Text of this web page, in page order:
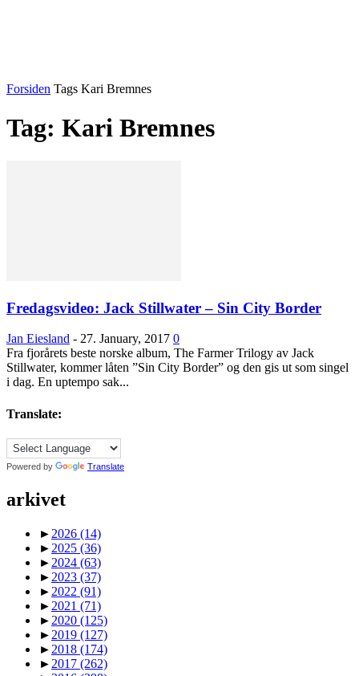
Forsiden Tags Kari Bremnes
Tag: Kari Bremnes
Fredagsvideo: Jack Stillwater – Sin City Border
Jan Eiesland - 27. January, 2017 0
Fra fjorårets beste norske album, The Farmer Trilogy av Jack
Stillwater, kommer låten ”Sin City Border” og den gis ut som singel
i dag. En uptempo sak...
Translate:
Powered by Translate
arkivet
► 2026 (14)
► 2025 (36)
► 2024 (63)
► 2023 (37)
► 2022 (91)
► 2021 (71)
► 2020 (125)
► 2019 (127)
► 2018 (174)
► 2017 (262)